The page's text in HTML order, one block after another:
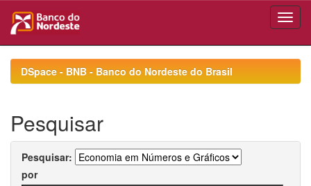
navigationDSpace - BNB - Banco do Nordeste do Brasil
Pesquisar
Pesquisar:
por